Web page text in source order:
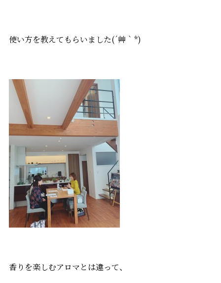
使い方を教えてもらいました(´艸｀*)
香りを楽しむアロマとは違って、